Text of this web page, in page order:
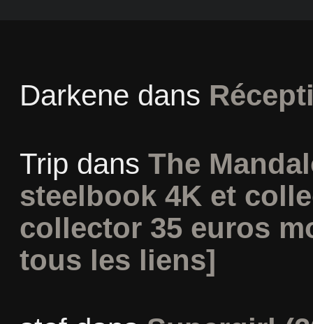
Darkene dans
Trip dans The
steelbook 4K et
collector 35 euros
tous les liens]